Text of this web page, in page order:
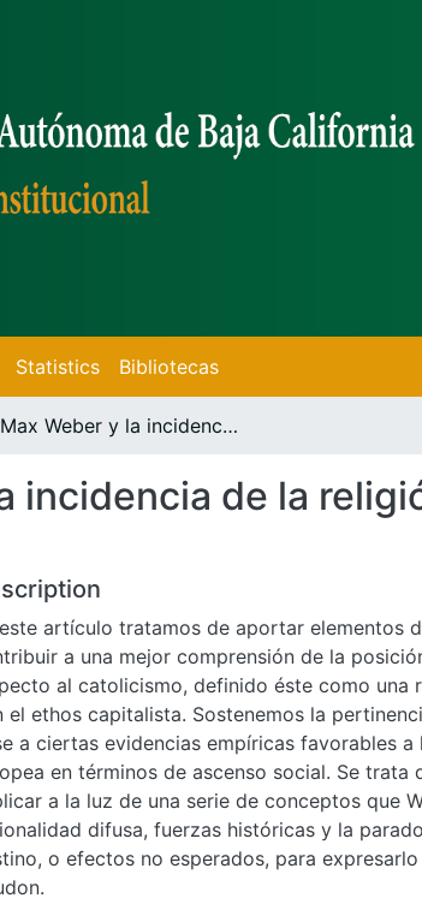
Statistics Bibliotecas
Max Weber y la incidencia de la religión en los procesos de estratificación social
incidencia de la
artículo tratamos de aportar elementos
a una mejor comprensión de la
al catolicismo, definido éste como una
el ethos capitalista. Sostenemos la
a ciertas evidencias empíricas favorables
en términos de ascenso social. Se
a la luz de una serie de conceptos que
difusa, fuerzas históricas y la
o efectos no esperados, para